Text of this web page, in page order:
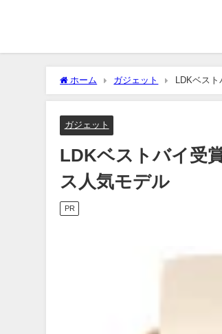
ホーム ガジェット LDKベス
ガジェット
LDKベストバイ受
ス人気モデル
PR